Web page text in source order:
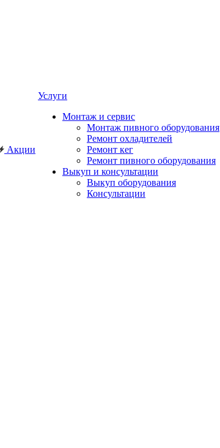
Акции
Услуги
Монтаж и сервис
Монтаж пивного оборудования
Ремонт охладителей
Ремонт кег
Ремонт пивного оборудования
Выкуп и консультации
Выкуп оборудования
Консультации